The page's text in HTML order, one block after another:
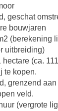
geschat
bouwjaren
(berekening
uitbreiding)
(ca.
te kopen.
grenzend
veld.
(vergrote